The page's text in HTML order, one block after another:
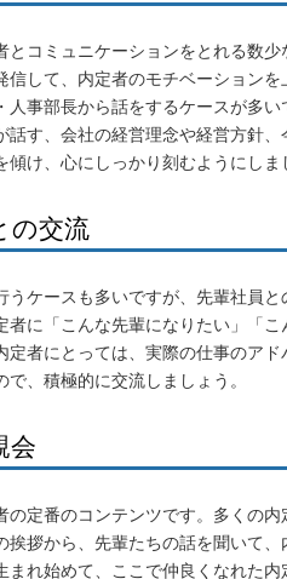
とコミュニケーションをとれる数
信して、内定者のモチベーション
事部長から話をするケースが多い
話す、会社の経営理念や経営方針
け、心にしっかり刻むようにしま
の交流
うケースも多いですが、先輩社員
者に「こんな先輩になりたい」「
定者にとっては、実際の仕事のア
、積極的に交流しましょう。
会
の定番のコンテンツです。多くの
挨拶から、先輩たちの話を聞いて
まれ始めて、ここで仲良くなれた